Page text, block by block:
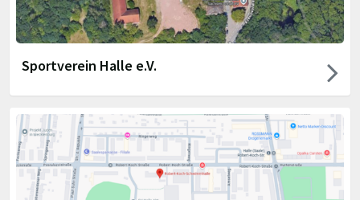
Sportverein Halle e.V.